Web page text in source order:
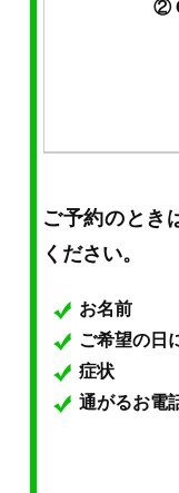
②
ご予約のとき
ください。
お名前
ご希望の日
症状
通がるお電